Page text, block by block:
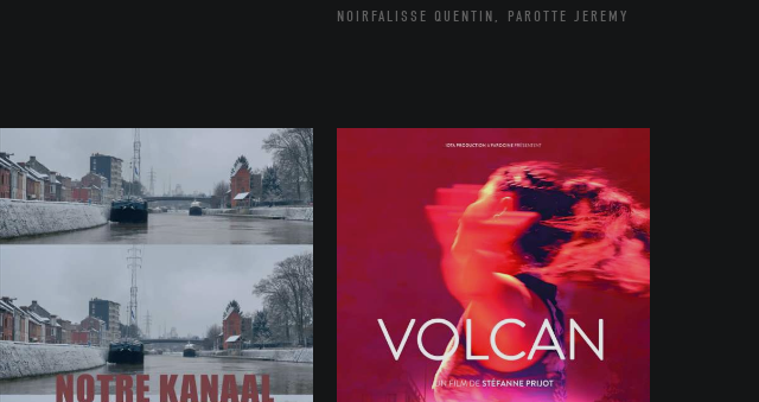
NOIRFALISSE QUENTIN, PAROTTE JEREMY